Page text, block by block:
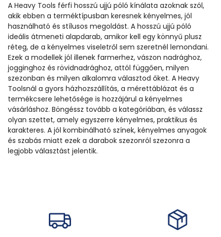
A Heavy Tools férfi hosszú ujjú póló kínálata azoknak szól,
akik ebben a terméktípusban keresnek kényelmes, jól
használható és stílusos megoldást. A hosszú ujjú póló
ideális átmeneti alapdarab, amikor kell egy könnyű plusz
réteg, de a kényelmes viseletről sem szeretnél lemondani.
Ezek a modellek jól illenek farmerhez, vászon nadrághoz,
jogginghoz és rövidnadrághoz, attól függően, milyen
szezonban és milyen alkalomra választod őket. A Heavy
Toolsnál a gyors házhozszállítás, a mérettáblázat és a
termékcsere lehetősége is hozzájárul a kényelmes
vásárláshoz. Böngéssz tovább a kategóriában, és válassz
olyan szettet, amely egyszerre kényelmes, praktikus és
karakteres. A jól kombinálható színek, kényelmes anyagok
és szabás miatt ezek a darabok szezonról szezonra a
legjobb választást jelentik.